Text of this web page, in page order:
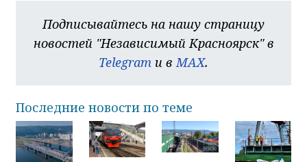
Подписывайтесь на нашу страницу
новостей "Независимый Красноярск" в
Telegram и вMAX.
Последние новости по теме